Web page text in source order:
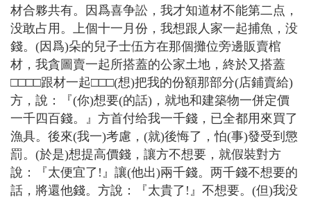
材合夥共有。因爲喜争訟，我才知道材不能第二点，
没敢占用。上個十一月份，我想跟人家一起捕魚，没
錢。(因爲)朵的兒子士伍方在那個攤位旁邊販賣棺
材，我貪圖賣一起所搭蓋的公家土地，終於又搭蓋
□□□□跟材一起□□□(想)把我的份額那部分(店鋪賣給)
方，說：『(你)想要(的話)，就地和建築物一併定價
一千四百錢。』方首付给我一千錢，已全都用來買了
漁具。後來(我一)考慮，(就)後悔了，怕(事)發受到懲
罰。(於是)想提高價錢，讓方不想要，就假裝對方
說：『太便宜了!』讓(他出)兩千錢。两千錢不想要的
話，將還他錢。方說：『太貴了!』不想要。(但)我没